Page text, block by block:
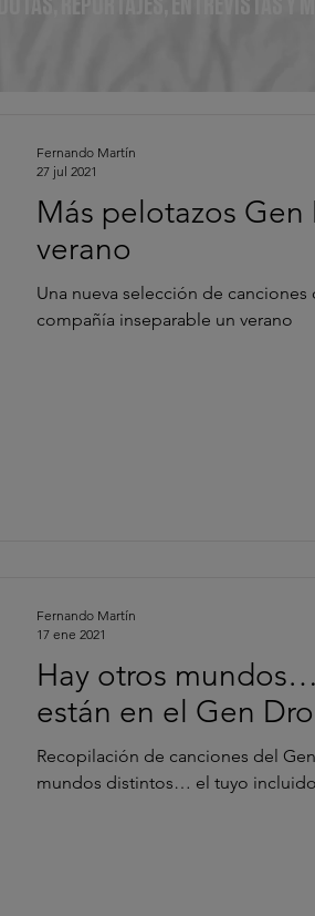
Más pelotazos Gen
verano
Una nueva selección de
compañía inseparable un verano
Fernando Martín
27 jul 2021
Hay otros
están en el Gen Dro
Recopilación de canciones del
mundos distintos… el tuyo
Fernando Martín
17 ene 2021